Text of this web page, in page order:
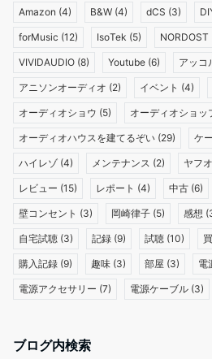
Amazon (4) B&W (4) dCS (3)
forMusic (12) IsoTek (5) NORDOST
VIVIDAUDIO (8) Youtube (6) アッコ
アニソンオーディオ (2) イベント (4)
オーディオショウ (5) オーディオショッ
オーディオハウスを建てるぞい (29) ケ
ハイレゾ (4) メンテナンス (2) ヤフ
レビュー (15) レポート (4) 中古 (6)
壁コンセント (3) 岡崎律子 (5) 感想
自宅試聴 (3) 記録 (9) 試聴 (10)
購入記録 (9) 趣味 (3) 部屋 (3) 電
電源アクセサリー (7) 電源ケーブル (3)
ブログ内検索